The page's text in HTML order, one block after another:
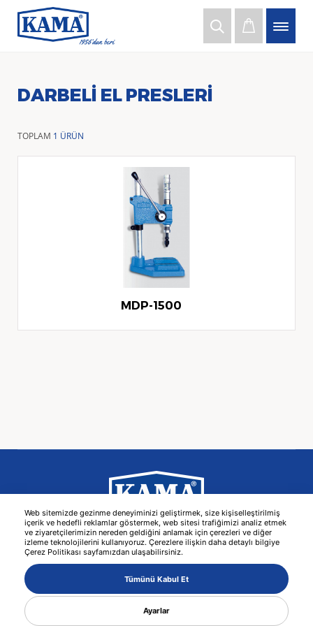
Web sitemizde gezinme deneyiminizi geliştirmek, size kişiselleştirilmiş
içerik ve hedefli reklamlar göstermek, web sitesi trafiğimizi analiz etmek
ve ziyaretçilerimizin nereden geldiğini anlamak için çerezleri ve diğer
izleme teknolojilerini kullanıyoruz. Çerezlere ilişkin daha detaylı bilgiye
Çerez Politikası sayfamızdan ulaşabilirsiniz.
Tümünü Kabul Et
Ayarlar
DARBELI EL PRESLERI
TOPLAM 1 ÜRÜN
MDP-1500
Kişisel Verilerin Korunması Bilgi Toplumu Hizmetleri -
© 2026 KAMA -Web Tasarım MediaClick